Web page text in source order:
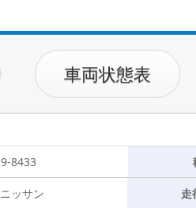
車両状態表
9-8433
ニッサン 走